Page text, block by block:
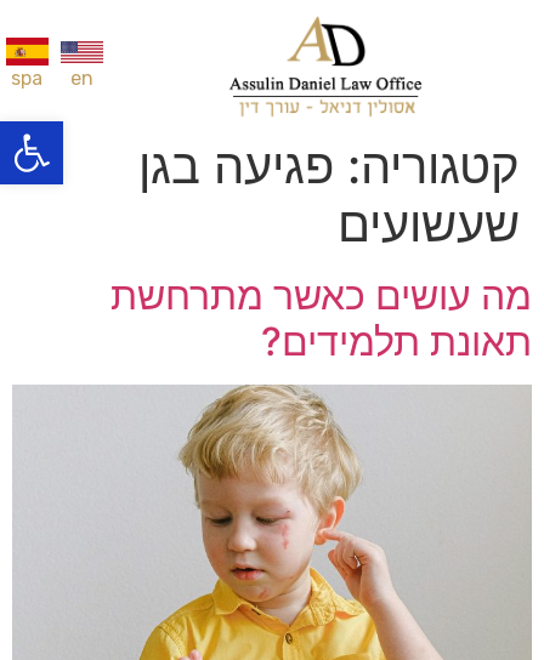
פתח
en
spa
קטגוריה: פגיעה בגן
שעשועים
מה עושים כאשר מתרחשת
תאונת תלמידים?